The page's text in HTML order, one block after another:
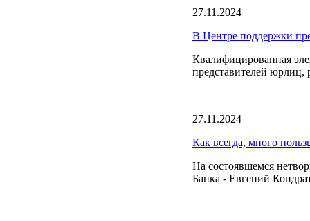
27.11.2024
В Центре поддержки
Квалифицированная
представителей
27.11.2024
Как всегда, много
На состоявшемся
Банка - Евгений